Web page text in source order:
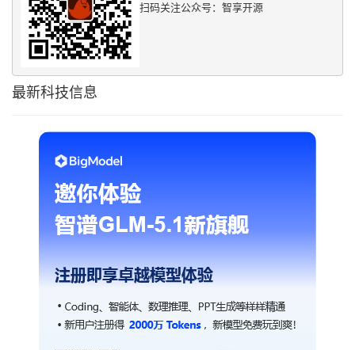
扫码关注公众号：智享开源
最新科技信息